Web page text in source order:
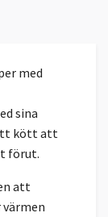
med
sina
kött att
förut.
att